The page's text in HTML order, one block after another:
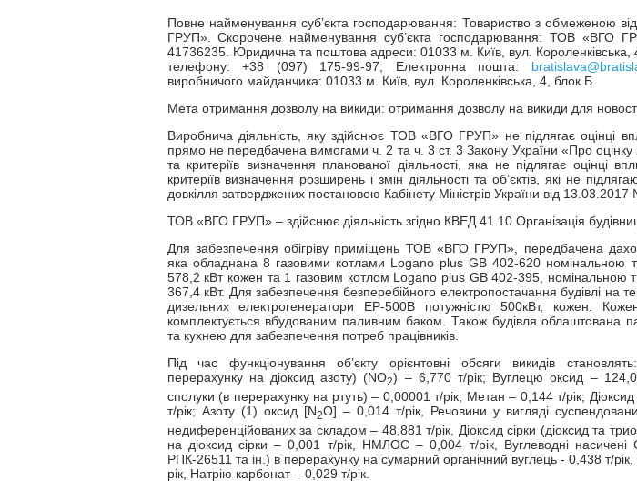
Повне найменування суб’єкта господарювання: Товариство з обмеженою
ГРУП». Скорочене найменування суб’єкта господарювання: ТОВ «ВГО
41736235. Юридична та поштова адреси: 01033 м. Київ, вул. Короленківська,
телефону: +38 (097) 175-99-97; Електронна пошта:
виробничого майданчика: 01033 м. Київ, вул. Короленківська, 4, блок Б.
Мета отримання дозволу на викиди: отримання дозволу на викиди для
Виробнича діяльність, яку здійснює ТОВ «ВГО ГРУП» не підлягає оцінці
прямо не передбачена вимогами ч. 2 та ч. 3 ст. 3 Закону України «Про оцінку
та критеріїв визначення планованої діяльності, яка не підлягає оцінці
критеріїв визначення розширень і змін діяльності та об’єктів, які не
довкілля затверджених постановою Кабінету Міністрів України від
ТОВ «ВГО ГРУП» – здійснює діяльність згідно КВЕД 41.10 Організація
Для забезпечення обігріву приміщень ТОВ «ВГО ГРУП», передбачена
яка обладнана 8 газовими котлами Logano plus GB 402-620 номінальною
578,2 кВт кожен та 1 газовим котлом Logano plus GB 402-395, номінальною
367,4 кВт. Для забезпечення безперебійного електропостачання будівлі на
дизельних електрогенератори EP-500B потужністю 500кВт, кожен.
комплектується вбудованим паливним баком. Також будівля облаштована
та кухнею для забезпечення потреб працівників.
Під час функціонування об’єкту орієнтовні обсяги викидів
перерахунку на діоксид азоту) (NO2) – 6,770 т/рік; Вуглецю оксид –
сполуки (в перерахунку на ртуть) – 0,00001 т/рік; Метан – 0,144 т/рік;
т/рік; Азоту (1) оксид [N2О] – 0,014 т/рік, Речовини у вигляді
недиференційованих за складом – 48,881 т/рік, Діоксид сірки (діоксид та
на діоксид сірки – 0,001 т/рік, НМЛОС – 0,004 т/рік, Вуглеводні
РПК-26511 та ін.) в перерахунку на сумарний органічний вуглець - 0,438 т/
рік, Натрію карбонат – 0,029 т/рік.